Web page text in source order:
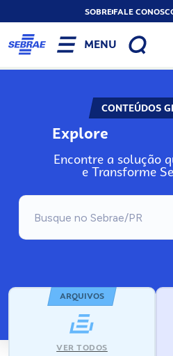
SOBREFALE
MENU
CONTEÚDOS
Explore
Encontre a solução
e Transforme
ARQUIVOS
VER TODOS